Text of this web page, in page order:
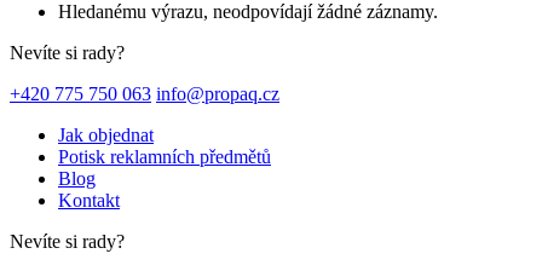
Hledanému výrazu, neodpovídají žádné záznamy.
Nevíte si rady?
+420 775 750 063 info@propaq.cz
Jak objednat
Potisk reklamních předmětů
Blog
Kontakt
Nevíte si rady?